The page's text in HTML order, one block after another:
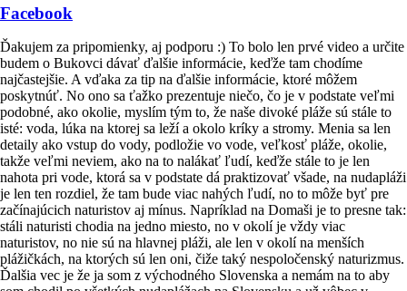
Facebook
Ďakujem za pripomienky, aj podporu :) To bolo len prvé video a určite
budem o Bukovci dávať ďalšie informácie, keďže tam chodíme
najčastejšie. A vďaka za tip na ďalšie informácie, ktoré môžem
poskytnúť. No ono sa ťažko prezentuje niečo, čo je v podstate veľmi
podobné, ako okolie, myslím tým to, že naše divoké pláže sú stále to
isté: voda, lúka na ktorej sa leží a okolo kríky a stromy. Menia sa len
detaily ako vstup do vody, podložie vo vode, veľkosť pláže, okolie,
takže veľmi neviem, ako na to nalákať ľudí, keďže stále to je len
nahota pri vode, ktorá sa v podstate dá praktizovať všade, na nudapláži
je len ten rozdiel, že tam bude viac nahých ľudí, no to môže byť pre
začínajúcich naturistov aj mínus. Napríklad na Domaši je to presne tak:
stáli naturisti chodia na jedno miesto, no v okolí je vždy viac
naturistov, no nie sú na hlavnej pláži, ale len v okolí na menších
plážičkách, na ktorých sú len oni, čiže taký nespoločenský naturizmus.
Ďalšia vec je že ja som z východného Slovenska a nemám na to aby